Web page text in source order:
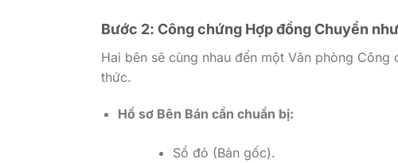
Bước 2: Công chứng Hợp đồng Chuyển
Hai bên sẽ cùng nhau đến một Văn phòng
thức.
Hồ sơ Bên Bán cần chuẩn bị:
Sổ đỏ (Bản gốc).